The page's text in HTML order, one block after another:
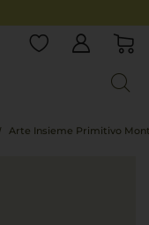
Arte Insieme Primitivo